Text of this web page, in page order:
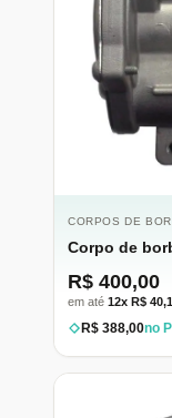
CORPOS DE
Corpo de
R$ 400,00
em até 12x R$
R$ 388,00no